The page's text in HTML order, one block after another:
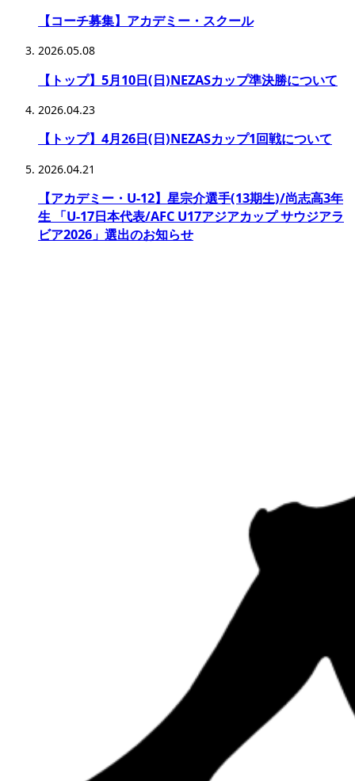
【コーチ募集】アカデミー・スクール
2026.05.08
【トップ】5月10日(日)NEZASカップ準決勝について
2026.04.23
【トップ】4月26日(日)NEZASカップ1回戦について
2026.04.21
【アカデミー・U-12】星宗介選手(13期生)/尚志高3年
生 「U-17日本代表/AFC U17アジアカップ サウジアラ
ビア2026」選出のお知らせ